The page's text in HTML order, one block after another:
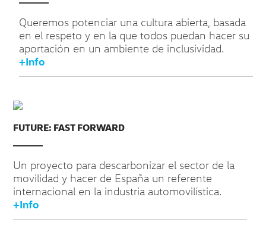
Queremos potenciar una cultura abierta, basada
en el respeto y en la que todos puedan hacer su
aportación en un ambiente de inclusividad.
+Info
FUTURE: FAST FORWARD
Un proyecto para descarbonizar el sector de la
movilidad y hacer de España un referente
internacional en la industria automovilística.
+Info